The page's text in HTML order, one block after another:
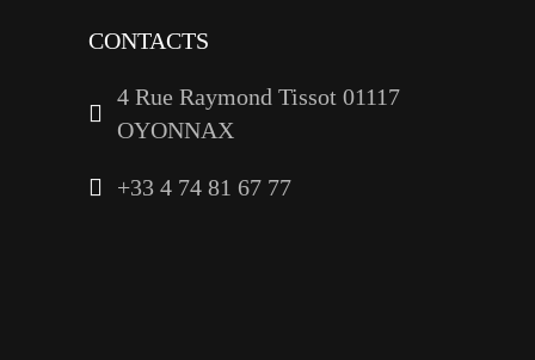
CONTACTS
4 Rue Raymond Tissot 01117
OYONNAX
+33 4 74 81 67 77